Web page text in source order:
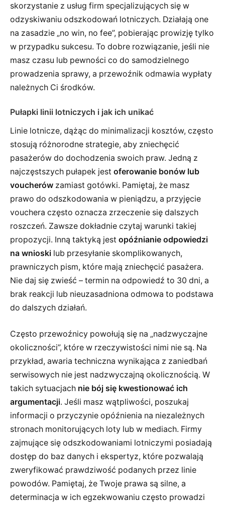
skorzystanie z usług firm specjalizujących się w
odzyskiwaniu odszkodowań lotniczych. Działają one
na zasadzie „no win, no fee”, pobierając prowizję tylko
w przypadku sukcesu. To dobre rozwiązanie, jeśli nie
masz czasu lub pewności co do samodzielnego
prowadzenia sprawy, a przewoźnik odmawia wypłaty
należnych Ci środków.
Pułapki linii lotniczych i jak ich unikać
Linie lotnicze, dążąc do minimalizacji kosztów, często
stosują różnorodne strategie, aby zniechęcić
pasażerów do dochodzenia swoich praw. Jedną z
najczęstszych pułapek jest oferowanie bonów lub
voucherów zamiast gotówki. Pamiętaj, że masz
prawo do odszkodowania w pieniądzu, a przyjęcie
vouchera często oznacza zrzeczenie się dalszych
roszczeń. Zawsze dokładnie czytaj warunki takiej
propozycji. Inną taktyką jest opóźnianie odpowiedzi
na wnioski lub przesyłanie skomplikowanych,
prawniczych pism, które mają zniechęcić pasażera.
Nie daj się zwieść – termin na odpowiedź to 30 dni, a
brak reakcji lub nieuzasadniona odmowa to podstawa
do dalszych działań.
Często przewoźnicy powołują się na „nadzwyczajne
okoliczności”, które w rzeczywistości nimi nie są. Na
przykład, awaria techniczna wynikająca z zaniedbań
serwisowych nie jest nadzwyczajną okolicznością. W
takich sytuacjach nie bój się kwestionować ich
argumentacji. Jeśli masz wątpliwości, poszukaj
informacji o przyczynie opóźnienia na niezależnych
stronach monitorujących loty lub w mediach. Firmy
zajmujące się odszkodowaniami lotniczymi posiadają
dostęp do baz danych i ekspertyz, które pozwalają
zweryfikować prawdziwość podanych przez linie
powodów. Pamiętaj, że Twoje prawa są silne, a
determinacja w ich egzekwowaniu często prowadzi